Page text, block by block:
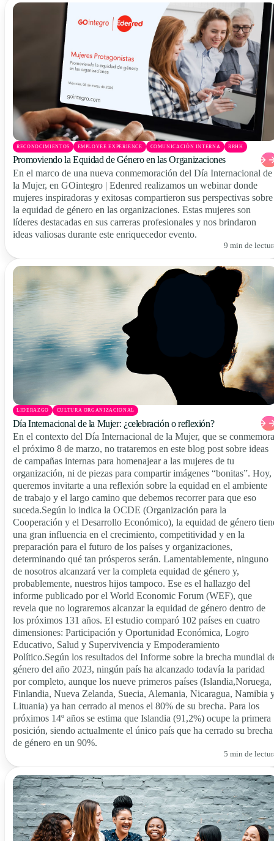
RECONOCIMIENTOS EMPLOYEE EXPERIENCE COMUNICACIÓN INTERNA RRHH
Promoviendo la Equidad de Género en las Organizaciones
En el marco de una nueva conmemoración del Día Internacional de
la Mujer, en GOintegro | Edenred realizamos un webinar donde
mujeres inspiradoras y exitosas compartieron sus perspectivas sobre
la equidad de género en las organizaciones. Estas mujeres son
líderes destacadas en sus carreras profesionales y nos brindaron
ideas valiosas durante este enriquecedor evento.
9 min de
LIDERAZGO CULTURA ORGANIZACIONAL
Día Internacional de la Mujer: ¿celebración o reflexión?
En el contexto del Día Internacional de la Mujer, que se conmemora
el próximo 8 de marzo, no trataremos en este blog post sobre ideas
de campañas internas para homenajear a las mujeres de tu
organización, ni de piezas para compartir imágenes “bonitas”. Hoy,
queremos invitarte a una reflexión sobre la equidad en el ambiente
de trabajo y el largo camino que debemos recorrer para que eso
suceda.Según lo indica la OCDE (Organización para la
Cooperación y el Desarrollo Económico), la equidad de género
una gran influencia en el crecimiento, competitividad y en la
preparación para el futuro de los países y organizaciones,
determinando qué tan prósperos serán. Lamentablemente, ninguno
de nosotros alcanzará ver la completa equidad de género y,
probablemente, nuestros hijos tampoco. Ese es el hallazgo del
informe publicado por el World Economic Forum (WEF), que
revela que no lograremos alcanzar la equidad de género dentro de
los próximos 131 años. El estudio comparó 102 países en cuatro
dimensiones: Participación y Oportunidad Económica, Logro
Educativo, Salud y Supervivencia y Empoderamiento
Político.Según los resultados del Informe sobre la brecha mundial
género del año 2023, ningún país ha alcanzado todavía la paridad
por completo, aunque los nueve primeros países (Islandia,Noruega,
Finlandia, Nueva Zelanda, Suecia, Alemania, Nicaragua, Namibia
Lituania) ya han cerrado al menos el 80% de su brecha. Para los
próximos 14º años se estima que Islandia (91,2%) ocupe la primera
posición, siendo actualmente el único país que ha cerrado su brecha
de género en un 90%.
5 min de